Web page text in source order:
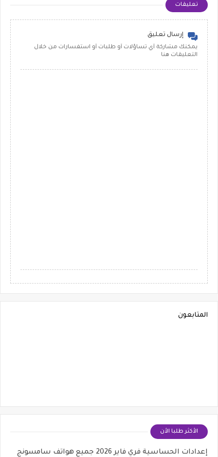
تعليقات
إرسال تعليق
يمكنك مشاركة أي تساؤلات أو طلبات أو استفسارات من خلال
التعليقات هنا
المتابعون
الأكثر طلبا الأن
إعدادات الحساسية فري فاير 2026 جميع هواتف سامسونج